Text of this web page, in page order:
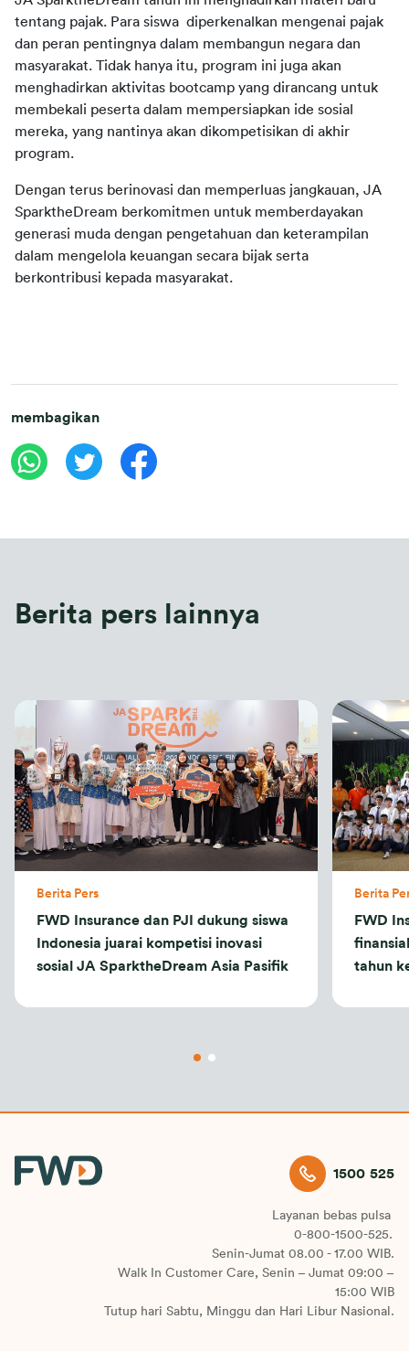
tentang pajak. Para siswa  diperkenalkan mengenai pajak
dan peran pentingnya dalam membangun negara dan
masyarakat. Tidak hanya itu, program ini juga akan
menghadirkan aktivitas bootcamp yang dirancang untuk
membekali peserta dalam mempersiapkan ide sosial
mereka, yang nantinya akan dikompetisikan di akhir
program.
Dengan terus berinovasi dan memperluas jangkauan, JA
SparktheDream berkomitmen untuk memberdayakan
generasi muda dengan pengetahuan dan keterampilan
dalam mengelola keuangan secara bijak serta
berkontribusi kepada masyarakat.
membagikan
Berita pers lainnya
Berita Pers
FWD Insurance dan PJI dukung siswa
Indonesia juarai kompetisi inovasi
sosial JA SparktheDream Asia Pasifik
Berita
FWD
tahun
1500 525
Layanan bebas pulsa
0-800-1500-525.
Senin-Jumat 08.00 - 17.00 WIB.
Walk In Customer Care, Senin – Jumat 09:00 –
15:00 WIB
Tutup hari Sabtu, Minggu dan Hari Libur Nasional.